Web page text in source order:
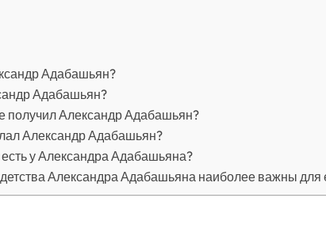
Адабашьян?
Адабашьян?
получил Александр Адабашьян?
Александр Адабашьян?
у Александра Адабашьяна?
Александра Адабашьяна наиболее важны для